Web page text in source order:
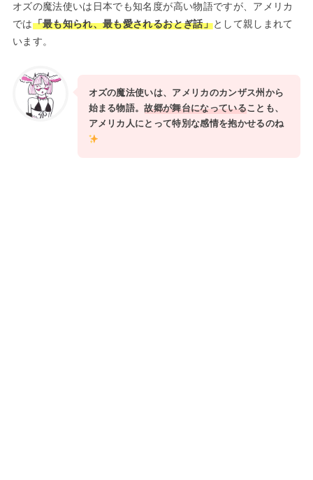
オズの魔法使いは日本でも知名度が高い物語ですが、アメリカ
では「最も知られ、最も愛されるおとぎ話」として親しまれて
います。
オズの魔法使いは、アメリカのカンザス州から
始まる物語。故郷が舞台になっていることも、
アメリカ人にとって特別な感情を抱かせるのね